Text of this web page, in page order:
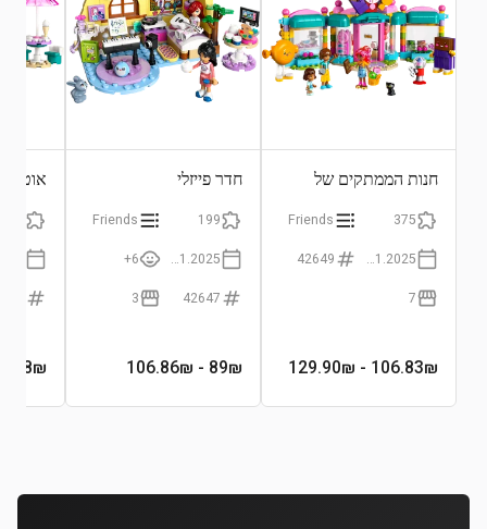
חנות הממתקים של
375
Friends
42649
7
106.83₪
- 129.90₪
חדר פייזלי
199
Friends
6+
42647
3
89₪
- 106.86₪
₪